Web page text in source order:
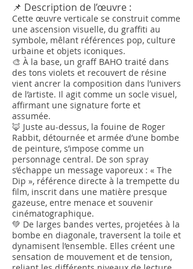
📌 Description de l’œuvre :
Cette œuvre verticale se construit comme
une ascension visuelle, du graffiti au
symbole, mêlant références pop, culture
urbaine et objets iconiques.
🎨 À la base, un graff BAHO traité dans
des tons violets et recouvert de résine
vient ancrer la composition dans l’univers
de l’artiste. Il agit comme un socle visuel,
affirmant une signature forte et
assumée.
🦊 Juste au-dessus, la fouine de Roger
Rabbit, détournée et armée d’une bombe
de peinture, s’impose comme un
personnage central. De son spray
s’échappe un message vaporeux : « The
Dip », référence directe à la trempette du
film, inscrit dans une matière presque
gazeuse, entre menace et souvenir
cinématographique.
💚 De larges bandes vertes, projetées à la
bombe en diagonale, traversent la toile et
dynamisent l’ensemble. Elles créent une
sensation de mouvement et de tension,